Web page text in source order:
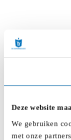
Deze website
We gebruiken
met onze